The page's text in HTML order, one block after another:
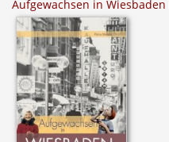
Aufgewachsen in